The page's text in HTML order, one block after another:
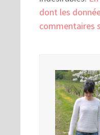
dont les
commentaires